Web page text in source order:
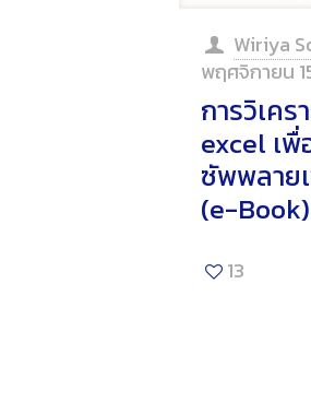
Wiriya
พฤศจิกายน
การวิเค
excel เพื่
ซัพพลาย
(e-Book)
13